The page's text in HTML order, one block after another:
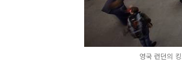
영국 런던의